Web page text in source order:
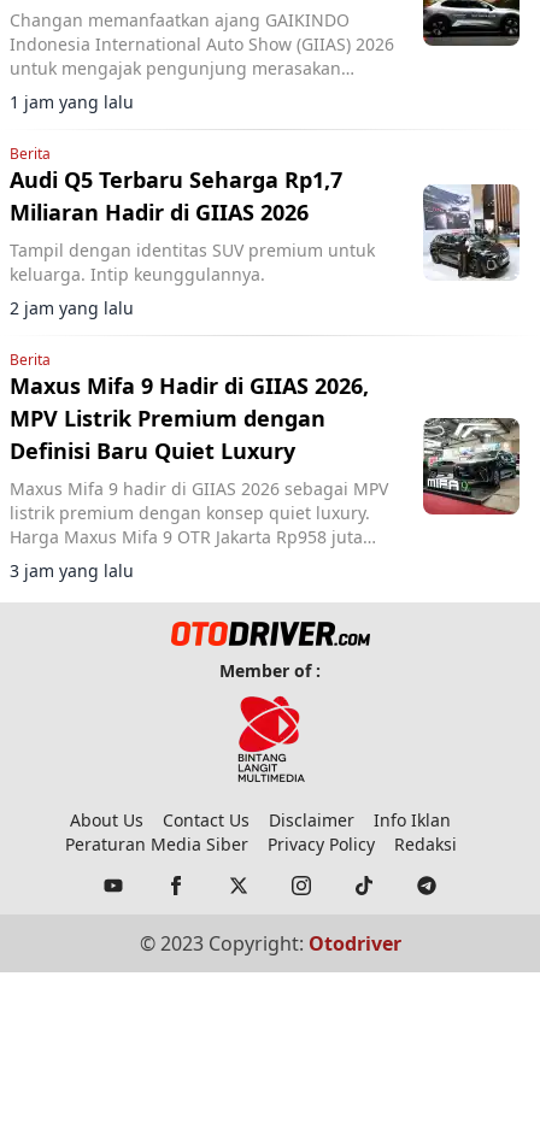
Changan memanfaatkan ajang GAIKINDO
Indonesia International Auto Show (GIIAS) 2026
untuk mengajak pengunjung merasakan
langsung performa dua model terbarunya,
Changan Deepal S05 dan Changan Nevo Q05.
1 jam yang lalu
Berita
Audi Q5 Terbaru Seharga Rp1,7
Miliaran Hadir di GIIAS 2026
Tampil dengan identitas SUV premium untuk
keluarga. Intip keunggulannya.
2 jam yang lalu
Berita
Maxus Mifa 9 Hadir di GIIAS 2026,
MPV Listrik Premium dengan
Definisi Baru Quiet Luxury
Maxus Mifa 9 hadir di GIIAS 2026 sebagai MPV
listrik premium dengan konsep quiet luxury.
Harga Maxus Mifa 9 OTR Jakarta Rp958 juta
dilengkapi baterai 90 kWh dan fitur kabin
mewah.
3 jam yang lalu
Member of :
About Us Contact Us Disclaimer
Info Iklan
Peraturan Media Siber
Privacy Policy Redaksi
© 2023 Copyright: Otodriver